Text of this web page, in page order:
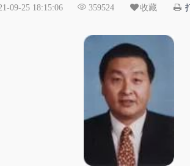
09-25 18:15:06 359524 收藏